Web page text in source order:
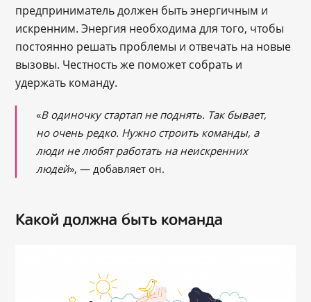
предприниматель должен быть энергичным и
искренним. Энергия необходима для того, чтобы
постоянно решать проблемы и отвечать на новые
вызовы. Честность же поможет собрать и
удержать команду.
«В одиночку стартап не поднять. Так бывает,
но очень редко. Нужно строить команды, а
люди не любят работать на неискренних
людей», ― добавляет он.
Какой должна быть команда